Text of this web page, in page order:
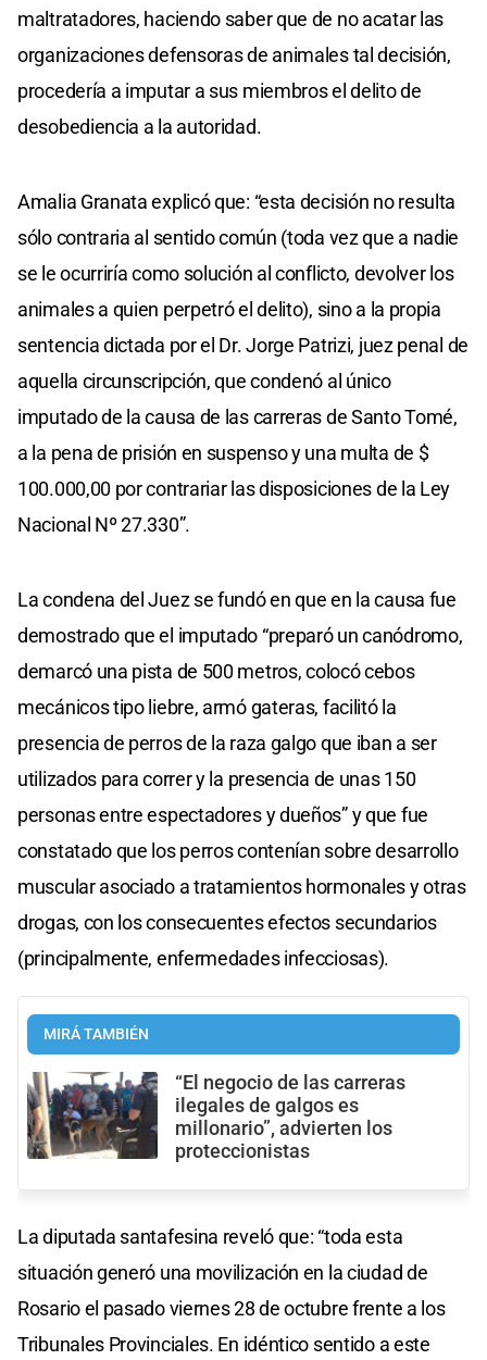
maltratadores, haciendo saber que de no acatar las
organizaciones defensoras de animales tal decisión,
procedería a imputar a sus miembros el delito de
desobediencia a la autoridad.
Amalia Granata explicó que: “esta decisión no resulta
sólo contraria al sentido común (toda vez que a nadie
se le ocurriría como solución al conflicto, devolver los
animales a quien perpetró el delito), sino a la propia
sentencia dictada por el Dr. Jorge Patrizi, juez penal de
aquella circunscripción, que condenó al único
imputado de la causa de las carreras de Santo Tomé,
a la pena de prisión en suspenso y una multa de $
100.000,00 por contrariar las disposiciones de la Ley
Nacional Nº 27.330”.
La condena del Juez se fundó en que en la causa fue
demostrado que el imputado “preparó un canódromo,
demarcó una pista de 500 metros, colocó cebos
mecánicos tipo liebre, armó gateras, facilitó la
presencia de perros de la raza galgo que iban a ser
utilizados para correr y la presencia de unas 150
personas entre espectadores y dueños” y que fue
constatado que los perros contenían sobre desarrollo
muscular asociado a tratamientos hormonales y otras
drogas, con los consecuentes efectos secundarios
(principalmente, enfermedades infecciosas).
MIRÁ TAMBIÉN
“El negocio de las carreras
ilegales de galgos es
millonario”, advierten los
proteccionistas
La diputada santafesina reveló que: “toda esta
situación generó una movilización en la ciudad de
Rosario el pasado viernes 28 de octubre frente a los
Tribunales Provinciales. En idéntico sentido a este